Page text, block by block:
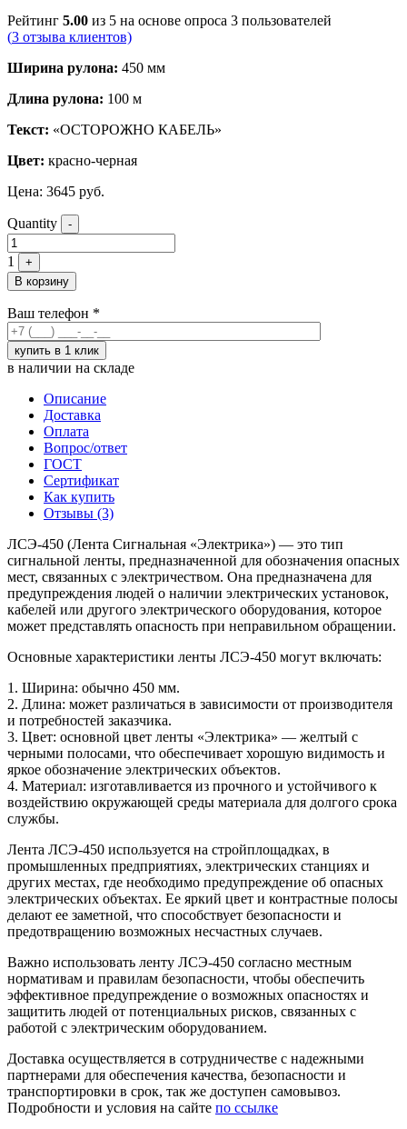
Рейтинг 5.00 из 5 на основе опроса 3 пользователей
(3 отзыва клиентов)
Ширина рулона: 450 мм
Длина рулона: 100 м
Текст: «ОСТОРОЖНО КАБЕЛЬ»
Цвет: красно-черная
Цена: 3645 руб.
Quantity -
1
+
В корзину
Ваш телефон *
в наличии на складе
Описание
Доставка
Оплата
Вопрос/ответ
ГОСТ
Сертификат
Как купить
Отзывы (3)
ЛСЭ-450 (Лента Сигнальная «Электрика») — это тип
сигнальной ленты, предназначенной для обозначения опасных
мест, связанных с электричеством. Она предназначена для
предупреждения людей о наличии электрических установок,
кабелей или другого электрического оборудования, которое
может представлять опасность при неправильном обращении.
Основные характеристики ленты ЛСЭ-450 могут включать:
1. Ширина: обычно 450 мм.
2. Длина: может различаться в зависимости от производителя
и потребностей заказчика.
3. Цвет: основной цвет ленты «Электрика» — желтый с
черными полосами, что обеспечивает хорошую видимость и
яркое обозначение электрических объектов.
4. Материал: изготавливается из прочного и устойчивого к
воздействию окружающей среды материала для долгого срока
службы.
Лента ЛСЭ-450 используется на стройплощадках, в
промышленных предприятиях, электрических станциях и
других местах, где необходимо предупреждение об опасных
электрических объектах. Ее яркий цвет и контрастные полосы
делают ее заметной, что способствует безопасности и
предотвращению возможных несчастных случаев.
Важно использовать ленту ЛСЭ-450 согласно местным
нормативам и правилам безопасности, чтобы обеспечить
эффективное предупреждение о возможных опасностях и
защитить людей от потенциальных рисков, связанных с
работой с электрическим оборудованием.
Доставка осуществляется в сотрудничестве с надежными
партнерами для обеспечения качества, безопасности и
транспортировки в срок, так же доступен самовывоз.
Подробности и условия на сайте по ссылке